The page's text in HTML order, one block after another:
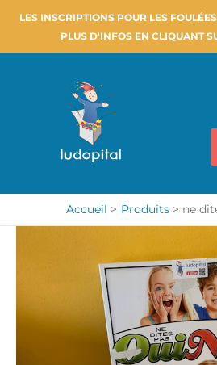
LES INSCRIPTIONS POUR LES
PLUS D'INFOS EN CLIQUANT
Accueil Produits ne